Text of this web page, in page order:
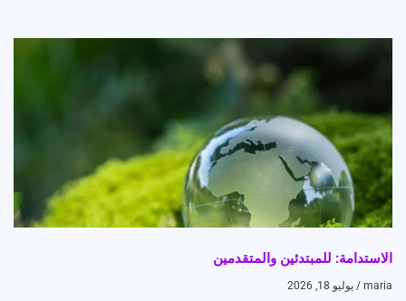
الاستدامة: للمبتدئين والمتقدمين
maria
يوليو 18, 2026